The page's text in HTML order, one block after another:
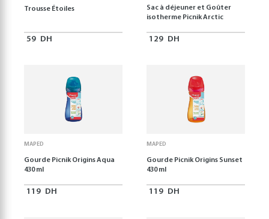
Trousse Étoiles
59 DH
Sac à déjeuner et Goûter
isotherme Picnik Arctic
129 DH
MAPED
Gourde Picnik Origins Aqua
430 ml
119 DH
MAPED
Gourde Picnik Origins Sunset
430 ml
119 DH